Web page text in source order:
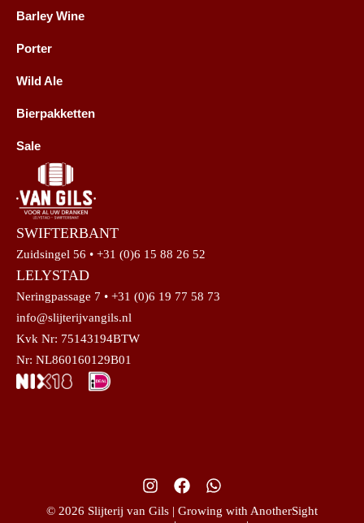
Barley Wine
Porter
Wild Ale
Bierpakketten
Sale
SWIFTERBANT
Zuidsingel 56 • +31 (0)6 15 88 26 52
LELYSTAD
Neringpassage 7 • +31 (0)6 19 77 58 73
info@slijterijvangils.nl
Kvk Nr: 75143194BTW
Nr: NL860160129B01
© 2026 Slijterij van Gils | Growing with AnotherSight